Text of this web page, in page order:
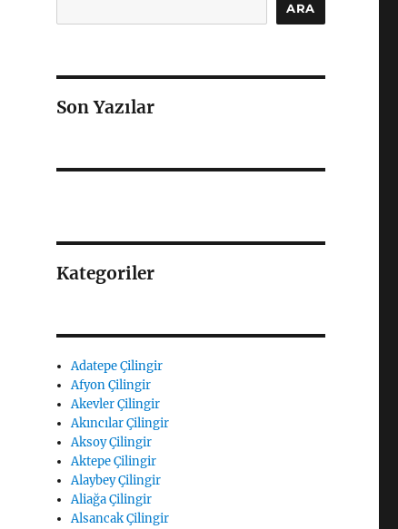
ARA
Son Yazılar
Kategoriler
Adatepe Çilingir
Afyon Çilingir
Akevler Çilingir
Akıncılar Çilingir
Aksoy Çilingir
Aktepe Çilingir
Alaybey Çilingir
Aliağa Çilingir
Alsancak Çilingir